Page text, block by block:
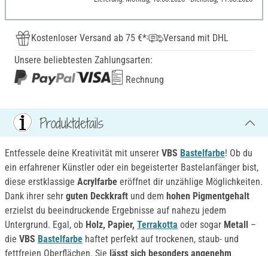
Kostenloser Versand ab 75 €*
Versand mit DHL
Unsere beliebtesten Zahlungsarten:
Rechnung
Produktdetails
Entfessele deine Kreativität mit unserer VBS Bastelfarbe! Ob du
ein erfahrener Künstler oder ein begeisterter Bastelanfänger bist,
diese erstklassige Acrylfarbe eröffnet dir unzählige Möglichkeiten.
Dank ihrer sehr guten Deckkraft und dem hohen Pigmentgehalt
erzielst du beeindruckende Ergebnisse auf nahezu jedem
Untergrund. Egal, ob Holz, Papier, Terrakotta oder sogar Metall –
die VBS Bastelfarbe haftet perfekt auf trockenen, staub- und
fettfreien Oberflächen. Sie lässt sich besonders angenehm